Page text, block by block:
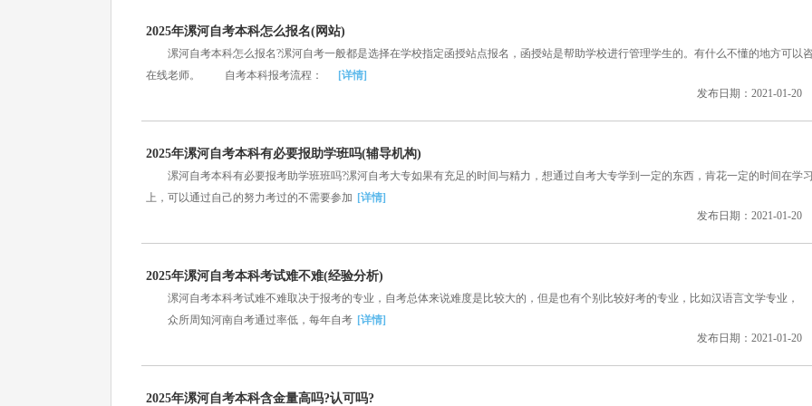
2025年漯河自考本科怎么报名(网站)
漯河自考本科怎么报名?漯河自考一般都是选择在学校指定函授站点报名，函授站是帮助学校进行管理学生的。有什么不懂的地方可以
在线老师。 自考本科报考流程：
[详情]
发布日期：2021-01-20
2025年漯河自考本科有必要报助学班吗(辅导机构)
漯河自考本科有必要报考助学班班吗?漯河自考大专如果有充足的时间与精力，想通过自考大专学到一定的东西，肯花一定的时间在学习
上，可以通过自己的努力考过的不需要参加 [详情]
发布日期：2021-01-20
2025年漯河自考本科考试难不难(经验分析)
漯河自考本科考试难不难取决于报考的专业，自考总体来说难度是比较大的，但是也有个别比较好考的专业，比如汉语言文学专业，
众所周知河南自考通过率低，每年自考 [详情]
发布日期：2021-01-20
2025年漯河自考本科含金量高吗?认可吗?